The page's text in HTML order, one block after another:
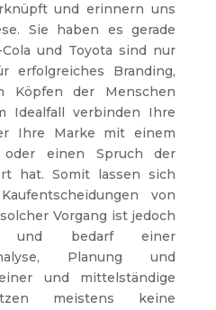
und erinnern uns
Sie haben es gerade
und Toyota sind nur
erfolgreiches Branding,
Köpfen der Menschen
Idealfall verbinden Ihre
Ihre Marke mit einem
oder einen Spruch der
hat. Somit lassen sich
von
Vorgang ist jedoch
und bedarf einer
Planung und
und mittelständige
meistens keine